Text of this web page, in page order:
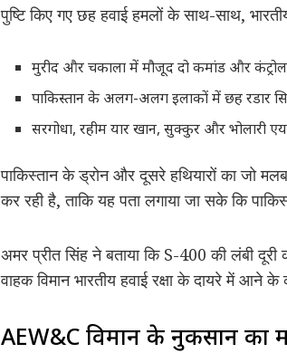
पुष्टि किए गए छह हवाई हमलों के साथ-साथ,
मुरीद और चकाला में मौजूद दो कमांड और कंट्रोल
पाकिस्तान के अलग-अलग इलाकों में छह रडार
सरगोधा, रहीम यार खान, सुक्कुर और भोलारी
पाकिस्तान के ड्रोन और दूसरे हथियारों का जो
कर रही है, ताकि यह पता लगाया जा सके कि
अमर प्रीत सिंह ने बताया कि S-400 की लंबी
वाहक विमान भारतीय हवाई रक्षा के दायरे में आने
AEW&C विमान के नुकसान का